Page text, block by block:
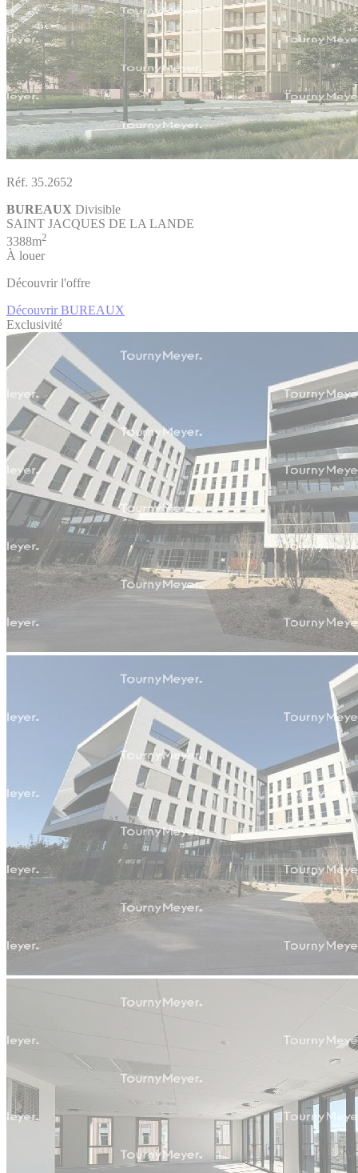
Réf. 35.2652
BUREAUX Divisible
SAINT JACQUES DE LA LANDE
3388m2
À louer
Découvrir l'offre
Découvrir BUREAUX
Exclusivité